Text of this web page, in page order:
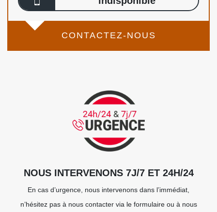
CONTACTEZ-NOUS
NOUS INTERVENONS 7J/7 ET 24H/24
En cas d’urgence, nous intervenons dans l’immédiat,
n’hésitez pas à nous contacter via le formulaire ou à nous